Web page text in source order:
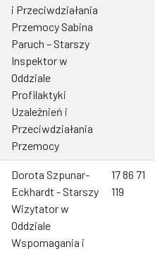
i Przeciwdziałania
Przemocy Sabina
Paruch – Starszy
Inspektor w
Oddziale
Profilaktyki
Uzależnień i
Przeciwdziałania
Przemocy
Dorota Szpunar-
Eckhardt - Starszy
Wizytator w
Oddziale
Wspomagania i
17 86 71
119